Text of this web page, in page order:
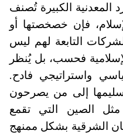
المعدنية الكبيرة تُصنف
فإن خصخصتها أو
التابعة لهم ليس
فحسب، بل يُنظر
واستراتيجي فادح.
إلى من يصرحون
مثل الصين التي تقمع
الشرقية بشكل ممنهج